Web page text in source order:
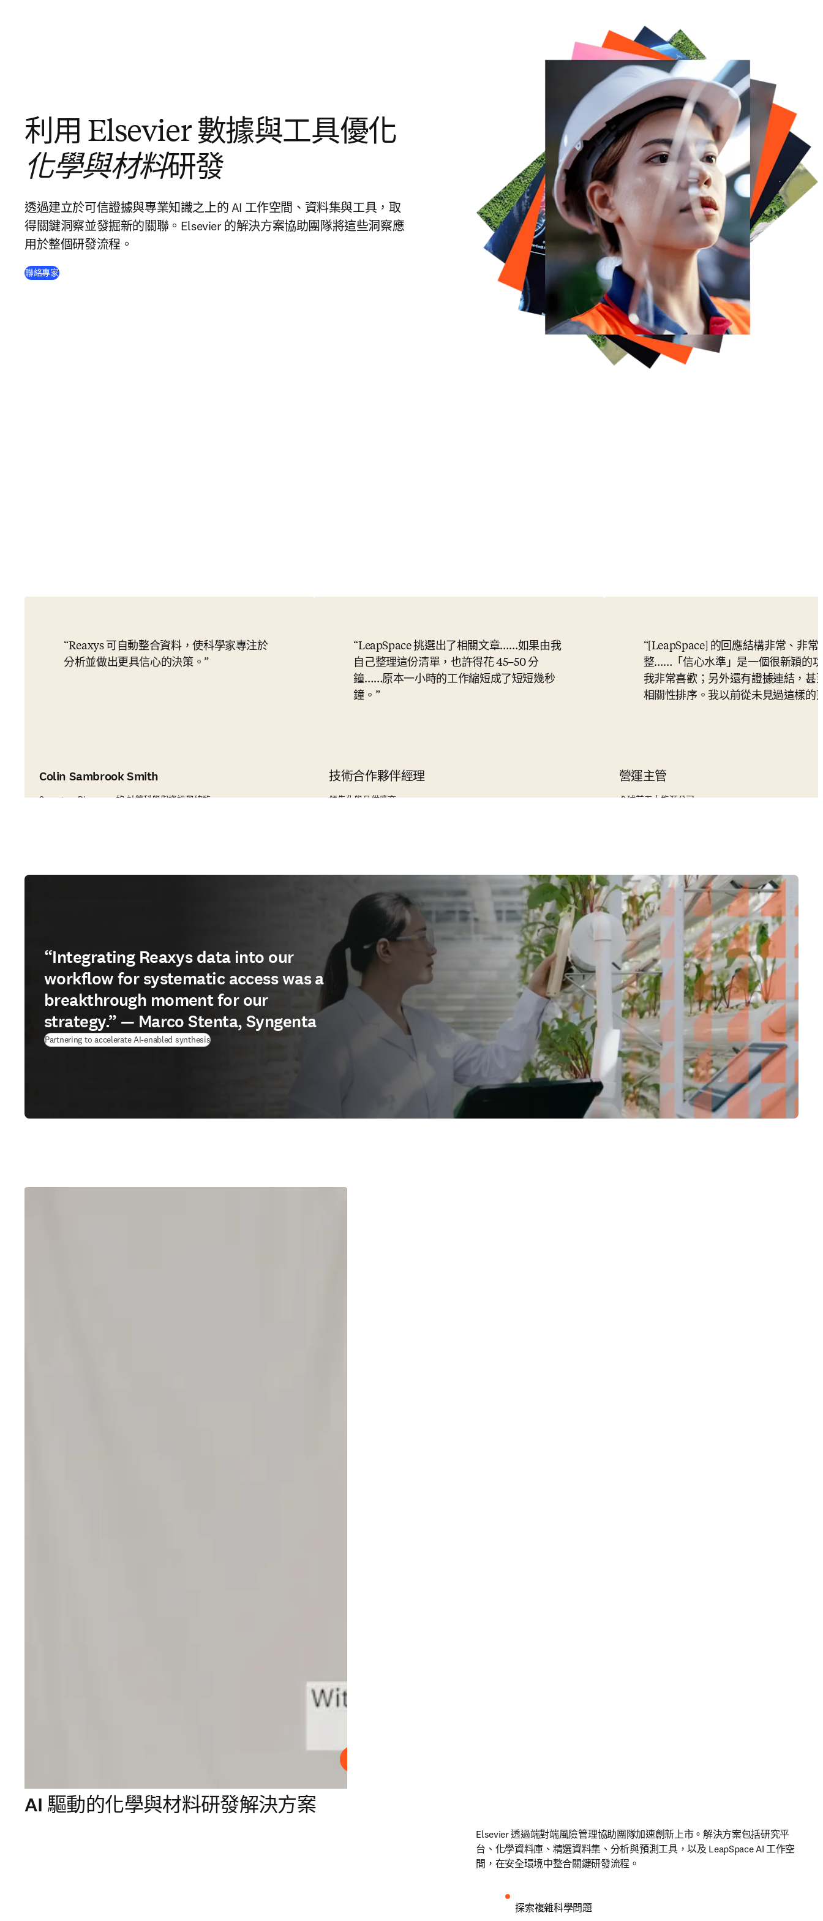
利用 Elsevier 數據與工具優化
化學與材料研發
透過建立於可信證據與專業知識之上的 AI 工作空間、資料集與工具，取
得關鍵洞察並發掘新的關聯。Elsevier 的解決方案協助團隊將這些洞察應
用於整個研發流程。
聯絡專家
Reaxys 可自動整合資料，使科學家專注於
分析並做出更具信心的決策。
Colin Sambrook Smith
Sygnature Discovery 的 計算科學與資訊學總監
LeapSpace 挑選出了相關文章……如果由我
自己整理這份清單，也許得花 45–50 分
鐘……原本一小時的工作縮短成了短短幾秒
鐘。
技術合作夥伴經理
領先化學品供應商
[LeapSpace] 的回應結構非常、非常
整……「信心水準」是一個很新穎的
我非常喜歡；另外還有證據連結，甚
相關性排序。我以前從未見過這樣的
營運主管
全球前五大能源公司
“Integrating Reaxys data into our
workflow for systematic access was a
breakthrough moment for our
strategy.” — Marco Stenta, Syngenta
Partnering to accelerate AI-enabled synthesis(
AI 驅動的化學與材料研發解決方案
Elsevier 透過端對端風險管理協助團隊加速創新上市。解決方案包括研究平
台、化學資料庫、精選資料集、分析與預測工具，以及 LeapSpace AI 工作空
間，在安全環境中整合關鍵研發流程。
探索複雜科學問題